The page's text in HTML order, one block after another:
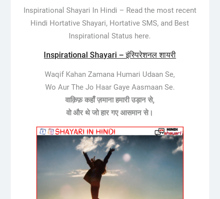
Inspirational Shayari In Hindi – Read the most recent
Hindi Hortative Shayari, Hortative SMS, and Best
Inspirational Status here.
Inspirational Shayari – इंस्पिरेशनल शायरी
Waqif Kahan Zamana Humari Udaan Se,
Wo Aur The Jo Haar Gaye Aasmaan Se.
वाक़िफ़ कहाँ ज़माना हमारी उड़ान से,
वो और थे जो हार गए आसमान से।